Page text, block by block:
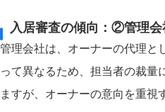
入居審査の傾向：②管理
管理会社は、オーナーの代理と
って異なるため、担当者の裁
ますが、オーナーの意向を重視